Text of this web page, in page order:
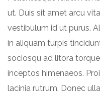
ut. Duis sit amet arcu
vestibulum id ut purus.
in aliquam turpis
sociosqu ad litora
inceptos himenaeos.
lacinia rutrum. Donec